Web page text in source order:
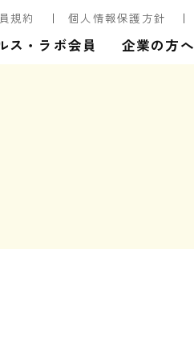
規約 個人情報保護方針
ス・ラボ会員 企業の方へ